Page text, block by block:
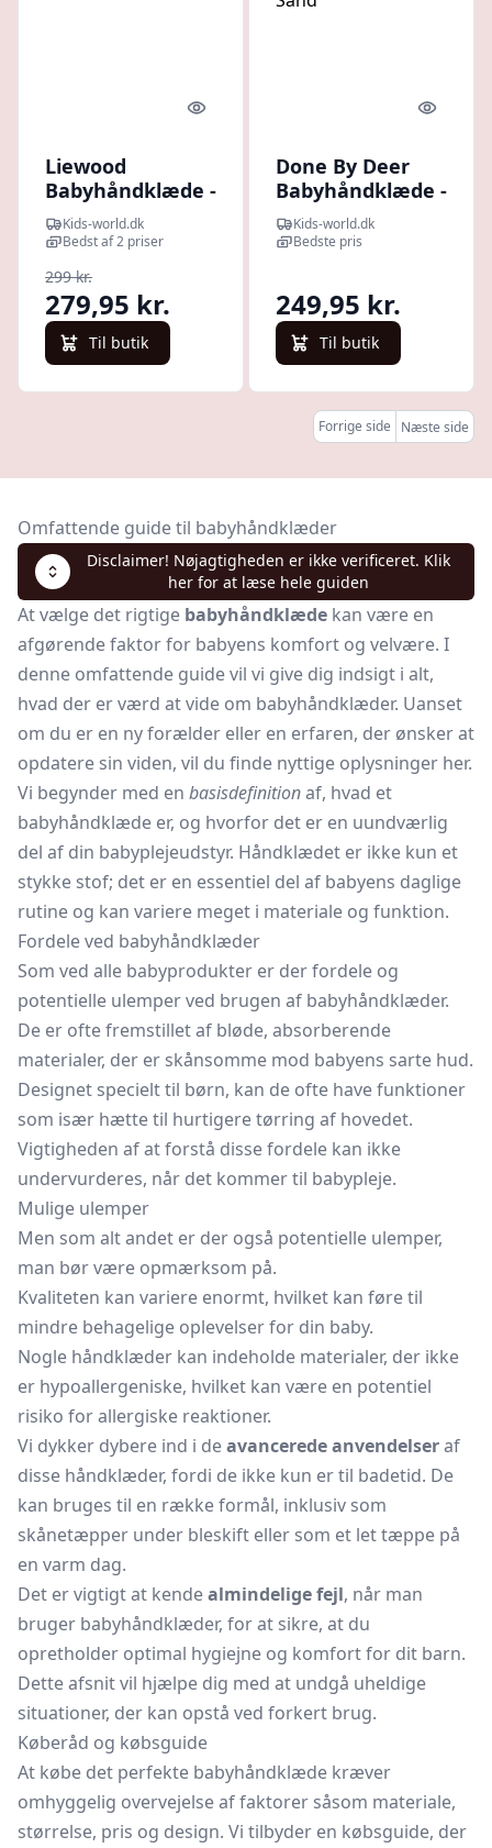
Quick look
Liewood
Babyhåndklæde -
70x70 cm - Albert
- Panda Creme
Kids-world.dk
Bedst af 2 priser
299 kr.
279,95 kr.
Til butik
Quick
Done By Deer
Babyhåndklæde -
70x70 cm -
Stripes Sand
Kids-world.dk
Bedste pris
249,95 kr.
Til butik
Forrige side Næste side
Omfattende guide til babyhåndklæder
Disclaimer! Nøjagtigheden er ikke verificeret. Klik
her for at læse hele guiden
At vælge det rigtige babyhåndklæde kan være en
afgørende faktor for babyens komfort og velvære. I
denne omfattende guide vil vi give dig indsigt i alt,
hvad der er værd at vide om babyhåndklæder. Uanset
om du er en ny forælder eller en erfaren, der ønsker at
opdatere sin viden, vil du finde nyttige oplysninger her.
Vi begynder med en basisdefinitionaf, hvad et
babyhåndklæde er, og hvorfor det er en uundværlig
del af din babyplejeudstyr. Håndklædet er ikke kun et
stykke stof; det er en essentiel del af babyens daglige
rutine og kan variere meget i materiale og funktion.
Fordele ved babyhåndklæder
Som ved alle babyprodukter er der fordele og
potentielle ulemper ved brugen af babyhåndklæder.
De er ofte fremstillet af bløde, absorberende
materialer, der er skånsomme mod babyens sarte hud.
Designet specielt til børn, kan de ofte have funktioner
som især hætte til hurtigere tørring af hovedet.
Vigtigheden af at forstå disse fordele kan ikke
undervurderes, når det kommer til babypleje.
Mulige ulemper
Men som alt andet er der også potentielle ulemper,
man bør være opmærksom på.
Kvaliteten kan variere enormt, hvilket kan føre til
mindre behagelige oplevelser for din baby.
Nogle håndklæder kan indeholde materialer, der ikke
er hypoallergeniske, hvilket kan være en potentiel
risiko for allergiske reaktioner.
Vi dykker dybere ind i deavancerede anvendelseraf
disse håndklæder, fordi de ikke kun er til badetid. De
kan bruges til en række formål, inklusiv som
skånetæpper under bleskift eller som et let tæppe på
en varm dag.
Det er vigtigt at kendealmindelige fejl, når man
bruger babyhåndklæder, for at sikre, at du
opretholder optimal hygiejne og komfort for dit barn.
Dette afsnit vil hjælpe dig med at undgå uheldige
situationer, der kan opstå ved forkert brug.
Køberåd og købsguide
At købe det perfekte babyhåndklæde kræver
omhyggelig overvejelse af faktorer såsom materiale,
størrelse, pris og design. Vi tilbyder en købsguide, der